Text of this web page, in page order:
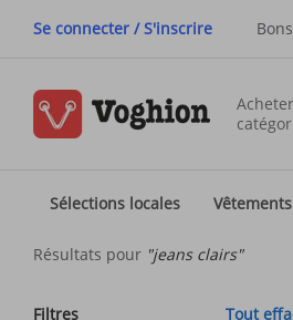
Se connecter / S'inscrire
Sélections locales
Résultats pour "jeans clairs"
Filtres Tout